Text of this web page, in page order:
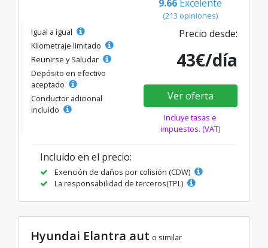
9.66 Excelente
(213 opiniones)
Igual a igual
Kilometraje limitado
Reunirse y Saludar
Depósito en efectivo
aceptado
Conductor adicional
incluido
Precio desde:
43€/día
Ver oferta
Incluye tasas e
impuestos. (VAT)
Incluido en el precio:
Exención de daños por colisión (CDW)
La responsabilidad de terceros(TPL)
Hyundai Elantra aut o similar